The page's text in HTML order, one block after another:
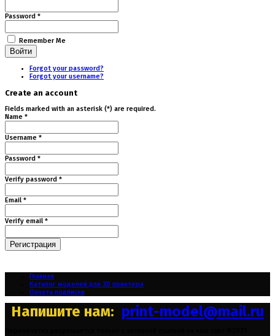
Password *
Remember Me
Forgot your password?
Forgot your username?
Create an account
Fields marked with an asterisk (*) are required.
Name *
Username *
Password *
Verify password *
Email *
Verify email *
Регистрация
Главная
Каталог моделей для 3D принтера
Оплата подписки
Напишите нам: print-model@mail.ru